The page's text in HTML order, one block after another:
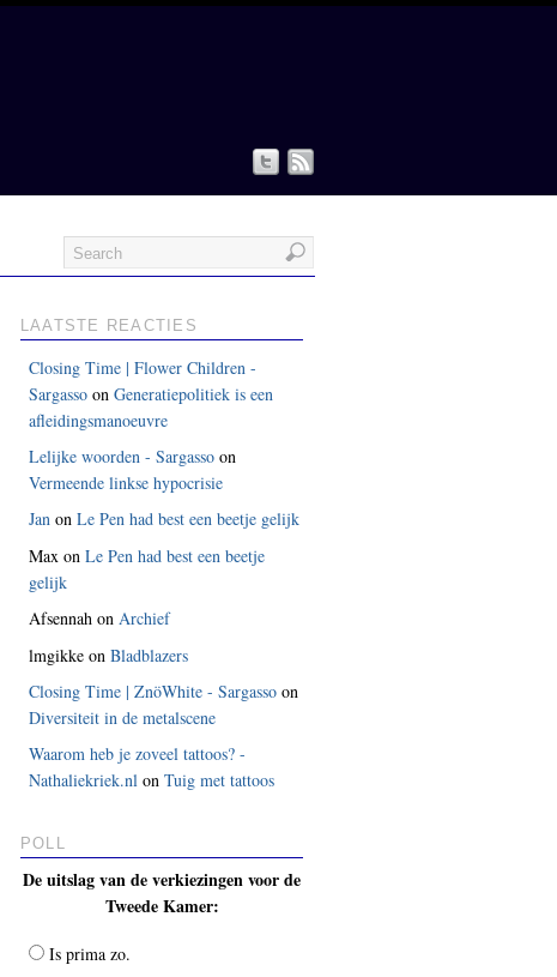
LAATSTE REACTIES
Closing Time | Flower Children -
Sargasso onGeneratiepolitiek is een
afleidingsmanoeuvre
Lelijke woorden - Sargasso on
Vermeende linkse hypocrisie
Jan onLe Pen had best een beetje gelijk
Max onLe Pen had best een beetje
gelijk
Afsennah onArchief
lmgikke onBladblazers
Closing Time | ZnöWhite - Sargasso on
Diversiteit in de metalscene
Waarom heb je zoveel tattoos? -
Nathaliekriek.nl onTuig met tattoos
POLL
De uitslag van de verkiezingen voor de
Tweede Kamer:
Is prima zo.